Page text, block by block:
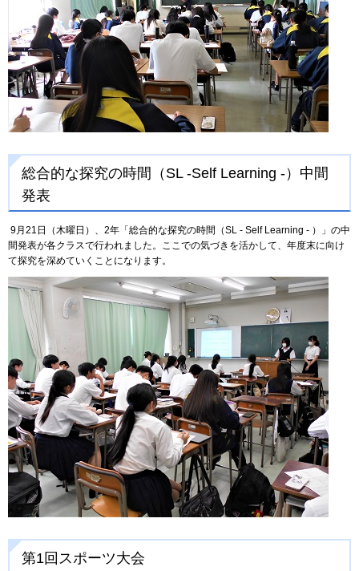
総合的な探究の時間（SL -Self Learning -）中間
発表
9月21日（木曜日）、2年「総合的な探究の時間（SL - Self Learning - ）」の中
間発表が各クラスで行われました。ここでの気づきを活かして、年度末に向け
て探究を深めていくことになります。
第1回スポーツ大会